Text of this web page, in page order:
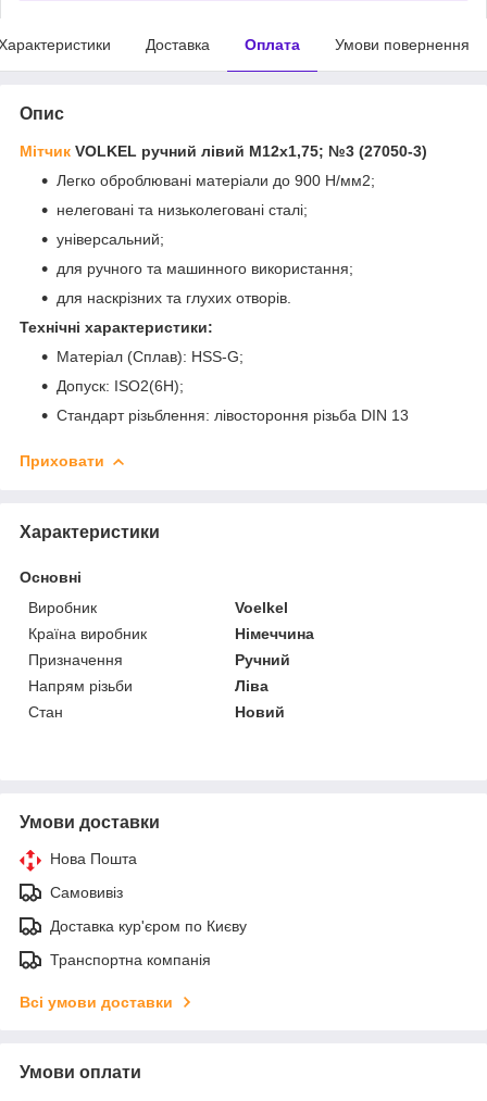
Доставка Оплата Умови повернення
Опис
Мітчик VOLKEL ручний лівий М12х1,75; №3 (27050-3)
Легко оброблювані матеріали до 900 Н/мм2;
нелеговані та низьколеговані сталі;
універсальний;
для ручного та машинного використання;
для наскрізних та глухих отворів.
Технічні характеристики:
Матеріал (Сплав): HSS-G;
Допуск: ISO2(6H);
Стандарт різьблення: лівостороння різьба DIN 13
Приховати
Характеристики
Основні
Виробник
Voelkel
Країна виробник
Німеччина
Призначення
Ручний
Напрям різьби
Ліва
Стан
Новий
Умови доставки
Нова Пошта
Самовивіз
Доставка кур'єром по Києву
Транспортна компанія
Всі умови доставки
Умови оплати